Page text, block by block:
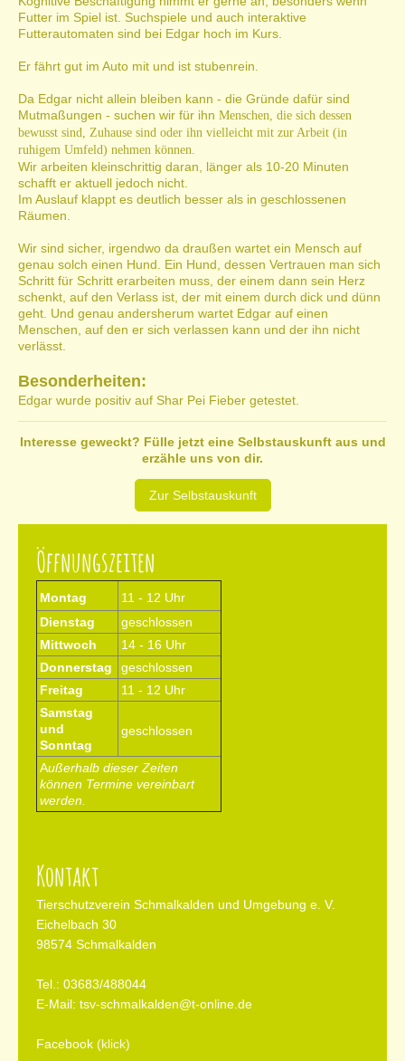
Futter im Spiel ist. Suchspiele und auch interaktive
Futterautomaten sind bei Edgar hoch im Kurs.
Er fährt gut im Auto mit und ist stubenrein.
Da Edgar nicht allein bleiben kann - die Gründe dafür sind
Mutmaßungen - suchen wir für ihn Menschen, die sich dessen
bewusst sind, Zuhause sind oder ihn vielleicht mit zur Arbeit (in
ruhigem Umfeld) nehmen können.
Wir arbeiten kleinschrittig daran, länger als 10-20 Minuten
schafft er aktuell jedoch nicht.
Im Auslauf klappt es deutlich besser als in geschlossenen
Räumen.
Wir sind sicher, irgendwo da draußen wartet ein Mensch auf
genau solch einen Hund. Ein Hund, dessen Vertrauen man sich
Schritt für Schritt erarbeiten muss, der einem dann sein Herz
schenkt, auf den Verlass ist, der mit einem durch dick und dünn
geht. Und genau andersherum wartet Edgar auf einen
Menschen, auf den er sich verlassen kann und der ihn nicht
verlässt.
Besonderheiten:
Edgar wurde positiv auf Shar Pei Fieber getestet.
Interesse geweckt? Fülle jetzt eine Selbstauskunft aus und
erzähle uns von dir.
Zur Selbstauskunft
Öffnungszeiten
Montag
11 - 12 Uhr
Dienstag
geschlossen
Mittwoch
14 - 16 Uhr
Donnerstag
geschlossen
Freitag
11 - 12 Uhr
Samstag
und
Sonntag
geschlossen
Außerhalb dieser Zeiten
können Termine vereinbart
werden.
Kontakt
Tierschutzverein Schmalkalden und Umgebung e. V.
Eichelbach 30
98574 Schmalkalden
Tel.: 03683/488044
E-Mail: tsv-schmalkalden@t-online.de
Facebook (klick)